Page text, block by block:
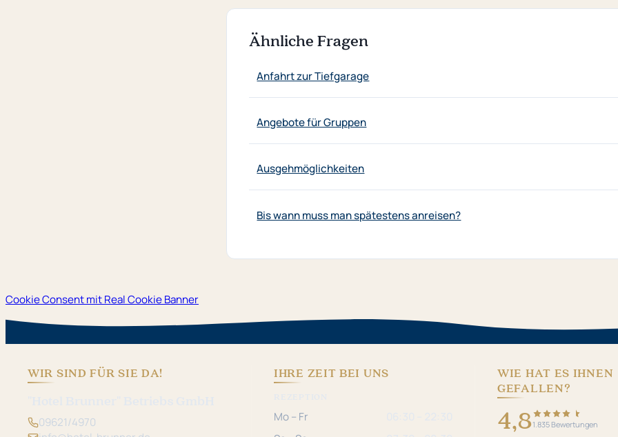
Ähnliche Fragen
Anfahrt zur Tiefgarage
Angebote für Gruppen
Ausgehmöglichkeiten
Bis wann muss man spätestens anreisen?
Cookie Consent mit Real Cookie Banner
WIR SIND FÜR SIE DA!
09621/4970
IHRE ZEIT BEI UNS
Mo – Fr
WIE HAT ES IHNEN
GEFALLEN?
4,81.835 Bewertungen